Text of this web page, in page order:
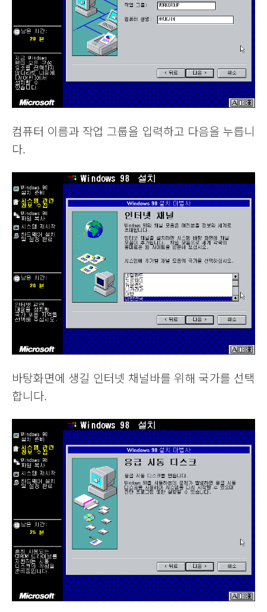
컴퓨터 이름과 작업 그룹을 입력하고 다음을 누릅니
다.
바탕화면에 생길 인터넷 채널바를 위해 국가를 선택
합니다.